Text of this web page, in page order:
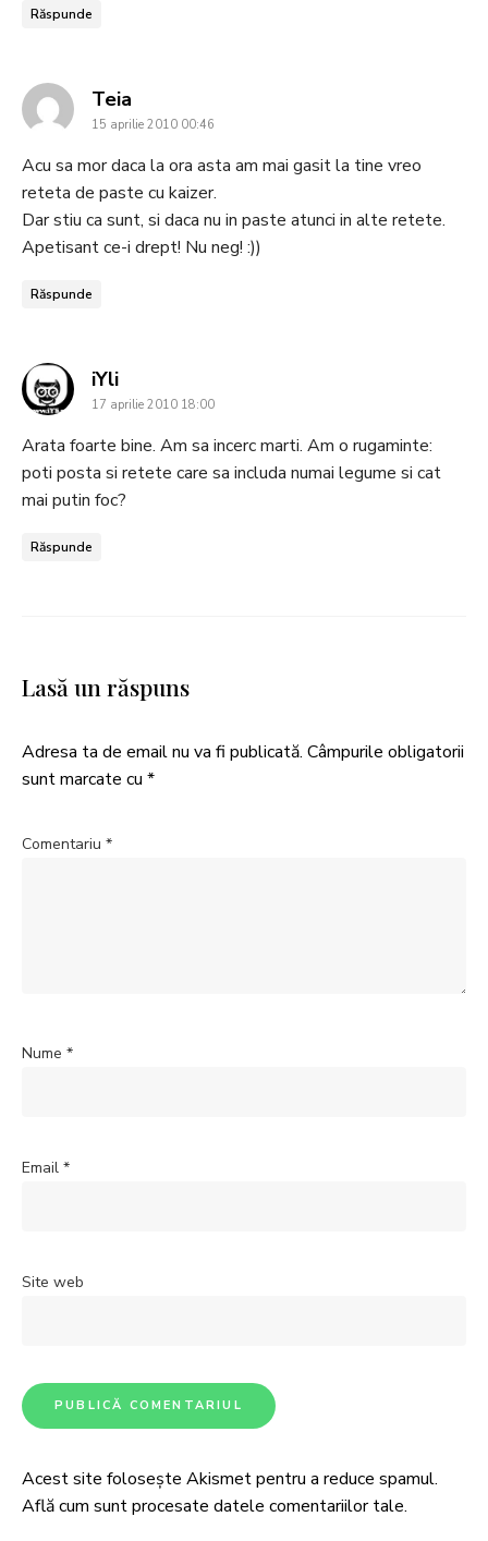
Răspunde
Teia
15 aprilie 2010 00:46
Acu sa mor daca la ora asta am mai gasit la tine vreo
reteta de paste cu kaizer.
Dar stiu ca sunt, si daca nu in paste atunci in alte retete.
Apetisant ce-i drept! Nu neg! :))
Răspunde
iYlisays:
17 aprilie 2010 18:00
Arata foarte bine. Am sa incerc marti. Am o rugaminte:
poti posta si retete care sa includa numai legume si cat
mai putin foc?
Răspunde
Lasă un răspuns
Adresa ta de email nu va fi publicată. Câmpurile obligatorii
sunt marcate cu *
Comentariu *
Nume *
Email *
Site web
Acest site folosește Akismet pentru a reduce spamul.
Află cum sunt procesate datele comentariilor tale.